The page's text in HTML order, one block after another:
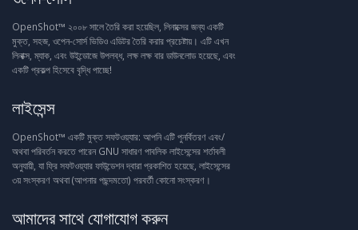
OpenShot™ ২০০৮ সালে তৈরি করা হয়েছিল, লিনাক্সের জন্য একটি
মুক্ত, সহজ, ওপেন-সোর্স ভিডিও এডিটর তৈরি করার প্রচেষ্টায়। এটি এখন
লিনাক্স, ম্যাক, এবং উইন্ডোজে উপলব্ধ, লক্ষ লক্ষ বার ডাউনলোড হয়েছে, এবং
একটি প্রকল্প হিসেবে বৃদ্ধি পাচ্ছে!
লাইসেন্স
OpenShot™ একটি মুক্ত সফটওয়্যার: আপনি এটি পুনর্বিতরণ এবং/
অথবা পরিবর্তন করতে পারেন GNU সাধারণ পাবলিক লাইসেন্সের শর্তাবলী
অনুযায়ী, যা ফ্রি সফটওয়্যার ফাউন্ডেশন দ্বারা প্রকাশিত হয়েছে, লাইসেন্সের
৩য় সংস্করণ অথবা (আপনার পছন্দমতো) পরবর্তী কোনো সংস্করণ।
আমাদের সাথে যোগাযোগ করুন